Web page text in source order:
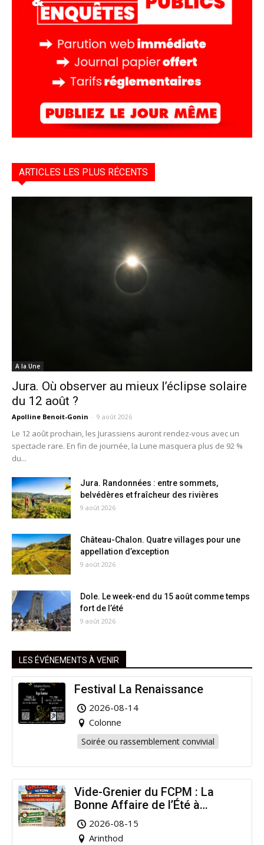
ARTICLES LES PLUS RÉCENTS
A la Une
Jura. Où observer au mieux l’éclipse solaire
du 12 août ?
Apolline Benoit-Gonin - 9 août 2026
Le 12 août prochain, les Jurassiens auront rendez-vous avec un
spectacle rare. En fin de journée, la Lune masquera plus de 92 %
du...
Jura. Randonnées : entre sommets,
belvédères et fraîcheur des rivières
9 août 2026
Château-Chalon. Quatre villages pour une
appellation d’exception
9 août 2026
Dole. Le week-end du 15 août comme temps
fort de l’été
9 août 2026
LES ÉVÉNEMENTS À VENIR
Festival La Renaissance
2026-08-14
Colonne
Soirée ou rassemblement convivial
Vide-Grenier du FCPM : La
Bonne Affaire de l’Été à
Arinthod !
2026-08-15
Arinthod